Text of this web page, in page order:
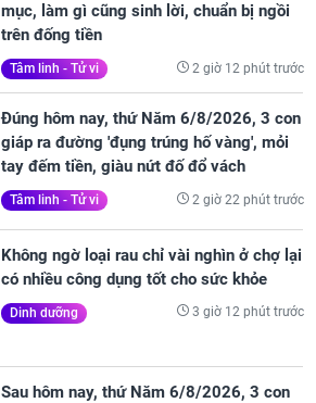
mục, làm gì cũng sinh lời, chuẩn bị ngồi
trên đống tiền
Tâm linh - Tử vi 2 giờ 12 phút trước
Đúng hôm nay, thứ Năm 6/8/2026, 3 con
giáp ra đường 'đụng trúng hố vàng', mỏi
tay đếm tiền, giàu nứt đố đổ vách
Tâm linh - Tử vi 2 giờ 22 phút trước
Không ngờ loại rau chỉ vài nghìn ở chợ lại
có nhiều công dụng tốt cho sức khỏe
Dinh dưỡng 3 giờ 12 phút trước
Sau hôm nay, thứ Năm 6/8/2026, 3 con